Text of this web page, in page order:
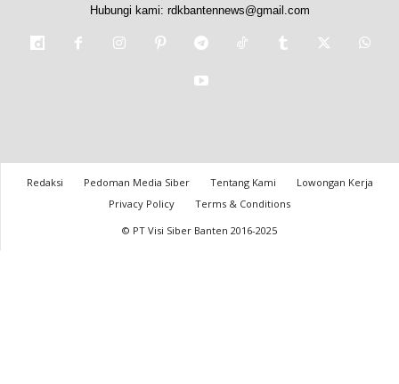
Hubungi kami: rdkbantennews@gmail.com
Redaksi Pedoman Media Siber Tentang Kami
Lowongan Kerja
Privacy Policy
Terms & Conditions
© PT Visi Siber Banten 2016-2025